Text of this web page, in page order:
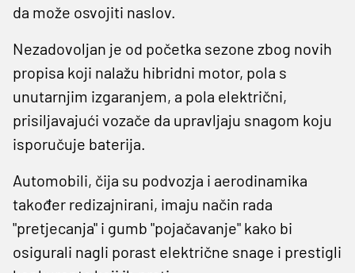
da može osvojiti naslov.
Nezadovoljan je od početka sezone zbog novih
propisa koji nalažu hibridni motor, pola s
unutarnjim izgaranjem, a pola električni,
prisiljavajući vozače da upravljaju snagom koju
isporučuje baterija.
Automobili, čija su podvozja i aerodinamika
također redizajnirani, imaju način rada
"pretjecanja" i gumb "pojačavanje" kako bi
osigurali nagli porast električne snage i prestigli